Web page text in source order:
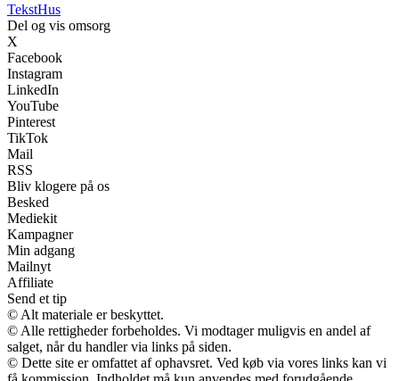
TekstHus
Del og vis omsorg
X
Facebook
Instagram
LinkedIn
YouTube
Pinterest
TikTok
Mail
RSS
Bliv klogere på os
Besked
Mediekit
Kampagner
Min adgang
Mailnyt
Affiliate
Send et tip
© Alt materiale er beskyttet.
© Alle rettigheder forbeholdes. Vi modtager muligvis en andel af
salget, når du handler via links på siden.
© Dette site er omfattet af ophavsret. Ved køb via vores links kan vi